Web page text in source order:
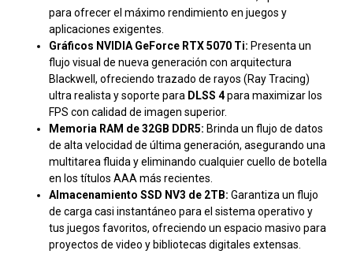
para ofrecer el máximo rendimiento en juegos y
aplicaciones exigentes.
Gráficos NVIDIA GeForce RTX 5070 Ti: Presenta un
flujo visual de nueva generación con arquitectura
Blackwell, ofreciendo trazado de rayos (Ray Tracing)
ultra realista y soporte para DLSS 4para maximizar los
FPS con calidad de imagen superior.
Memoria RAM de 32GB DDR5: Brinda un flujo de datos
de alta velocidad de última generación, asegurando una
multitarea fluida y eliminando cualquier cuello de botella
en los títulos AAA más recientes.
Almacenamiento SSD NV3 de 2TB: Garantiza un flujo
de carga casi instantáneo para el sistema operativo y
tus juegos favoritos, ofreciendo un espacio masivo para
proyectos de video y bibliotecas digitales extensas.